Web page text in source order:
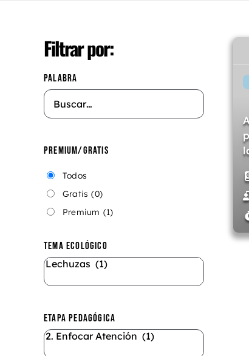
Filtrar por:
PALABRA
PREMIUM/GRATIS
Todos
Gratis (0)
Premium (1)
TEMA ECOLÓGICO
ETAPA PEDAGÓGICA